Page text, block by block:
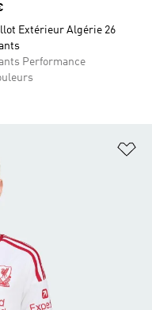
Extérieur Algérie 26
Performance